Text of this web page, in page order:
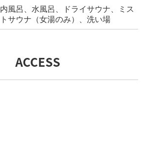
内風呂、水風呂、ドライサウナ、ミス
トサウナ（女湯のみ）、洗い場
ACCESS